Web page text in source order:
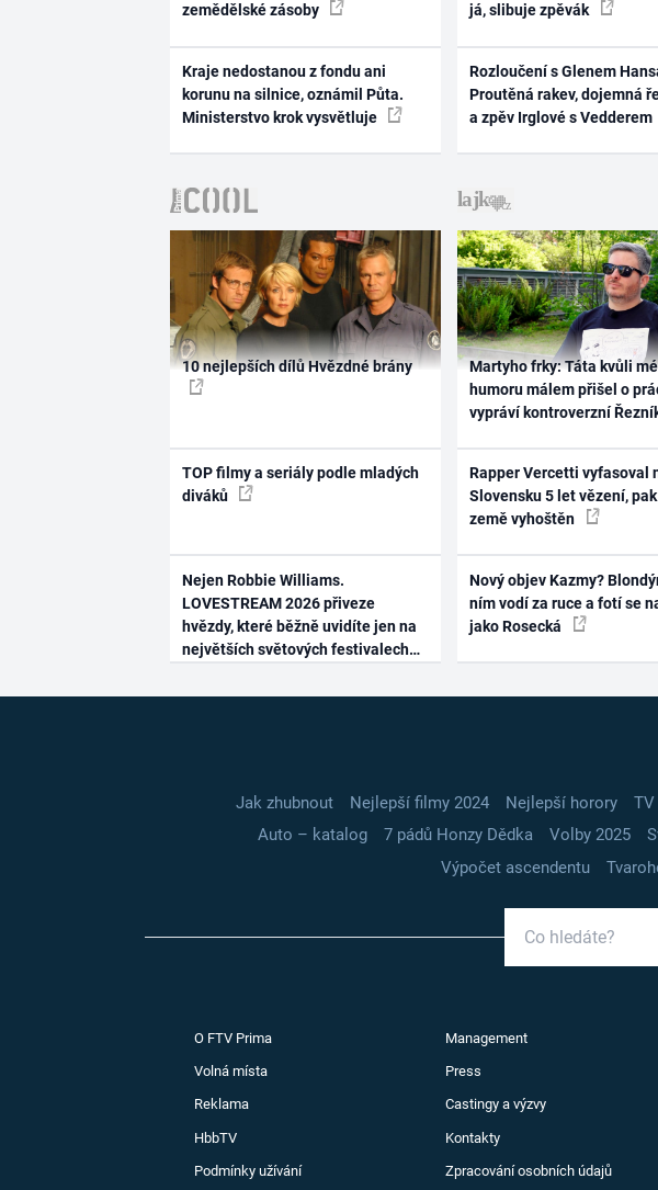
zemědělské zásoby
Kraje nedostanou z fondu ani
korunu na silnice, oznámil Půta.
Ministerstvo krok vysvětluje
já, slibuje zpěvák
Rozloučení s Glenem
Proutěná rakev, dojemná
a zpěv Irglové s Vedderem
10 nejlepších dílů Hvězdné brány
TOP filmy a seriály podle mladých
diváků
Nejen Robbie Williams.
LOVESTREAM 2026 přiveze
hvězdy, které běžně uvidíte jen na
největších světových festivalech
Martyho frky: Táta kvůli
humoru málem přišel o
vypráví kontroverzní
Rapper Vercetti vyfasoval
Slovensku 5 let vězení,
země vyhoštěn
Nový objev Kazmy?
ním vodí za ruce a fotí se
jako Rosecká
Jak zhubnout Nejlepší filmy 2024 Nejlepší horory TV
Auto – katalog
7 pádů Honzy Dědka Volby 2025
Výpočet ascendentu
O FTV Prima Management
Volná místa Press
Reklama Castingy a výzvy
HbbTV Kontakty
Podmínky užívání Zpracování osobních údajů